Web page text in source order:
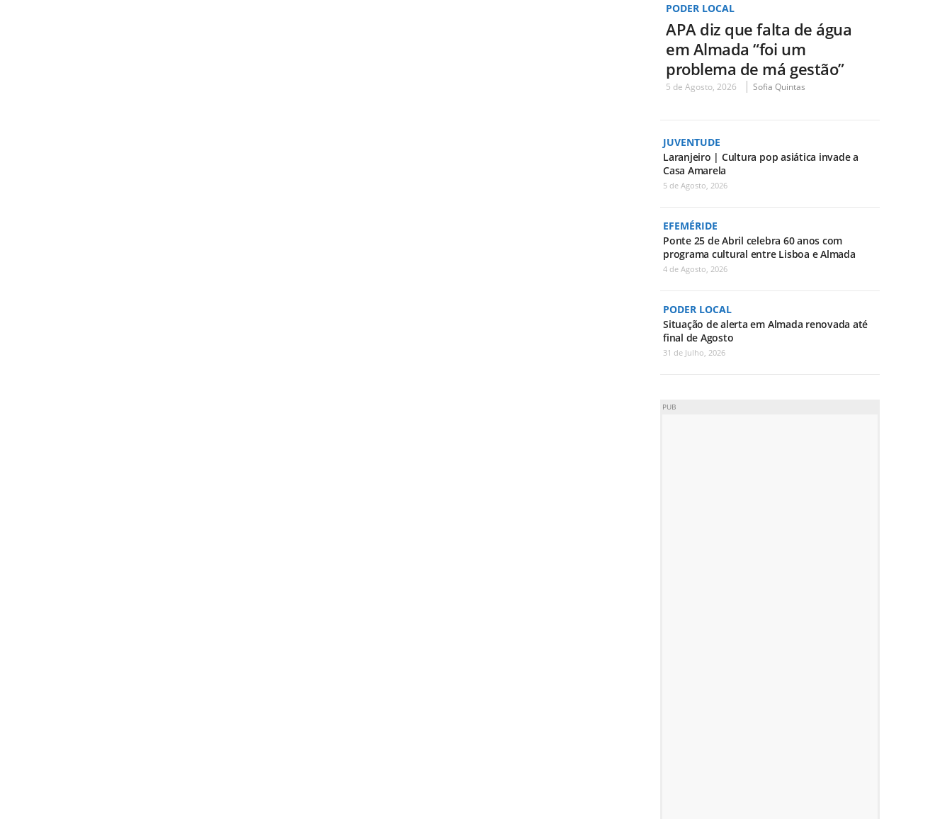
PODER LOCAL
APA diz que falta de água
em Almada “foi um
problema de má gestão”
5 de Agosto, 2026 Sofia Quintas
JUVENTUDE
Laranjeiro | Cultura pop asiática invade a
Casa Amarela
5 de Agosto, 2026
EFEMÉRIDE
Ponte 25 de Abril celebra 60 anos com
programa cultural entre Lisboa e Almada
4 de Agosto, 2026
PODER LOCAL
Situação de alerta em Almada renovada até
final de Agosto
31 de Julho, 2026
PUB